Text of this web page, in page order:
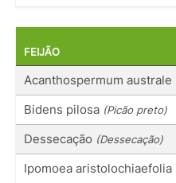
FEIJÃO
Acanthospermum australe
Bidens pilosa (Picão preto)
Dessecação (Dessecação)
Ipomoea aristolochiaefolia